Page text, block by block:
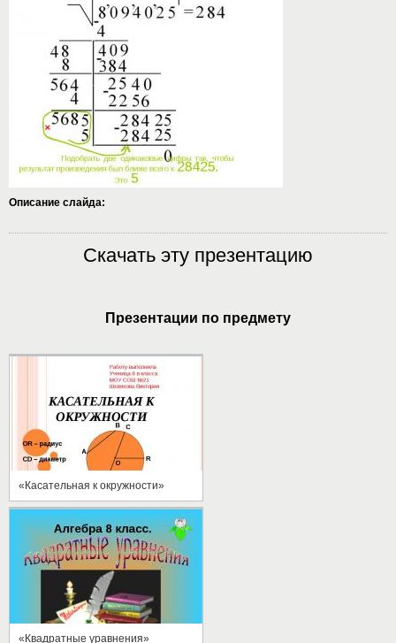
Описание слайда:
Скачать эту презентацию
Презентации по предмету
«Касательная к окружности»
«Квадратные уравнения»